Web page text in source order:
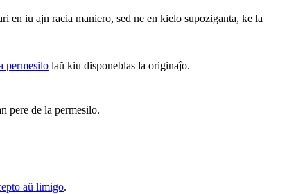
en iu ajn racia maniero, sed ne en kielo supoziganta, ke la
permesilo laŭ kiu disponeblas la originaĵo.
pere de la permesilo.
aŭ limigo.